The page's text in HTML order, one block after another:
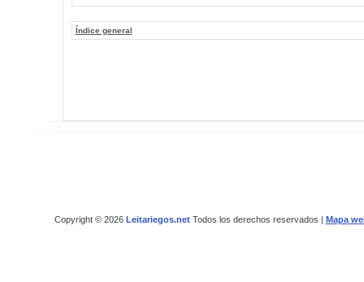
Índice general
Copyright © 2026 Leitariegos.netTodos los derechos reservados | Mapa